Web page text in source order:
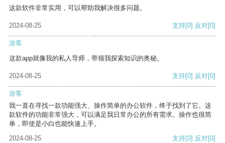
这款软件非常实用，可以帮助我解决很多问题。
2024-08-25 支持[0] 反对[0]
游客
这款app就像我的私人导师，带领我探索知识的奥秘。
2024-08-25 支持[0] 反对[0]
游客
我一直在寻找一款功能强大、操作简单的办公软件，终于找到了它。这
款软件的功能非常强大，可以满足我日常办公的所有需求。操作也很简
单，即使是小白也能快速上手。
2024-08-25
支持[0] 反对[0]